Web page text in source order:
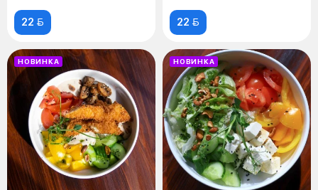
22  22 
НОВИНКА НОВИНКА